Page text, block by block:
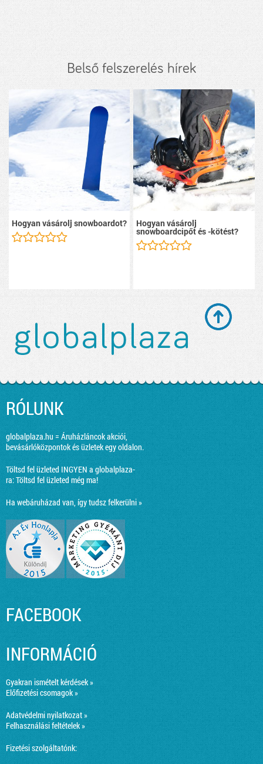
Belső felszerelés hírek
Hogyan vásárolj snowboardot? Hogyan vásárolj
snowboardcipőt és -kötést?
RÓLUNK
globalplaza.hu = Áruházláncok akciói,
bevásárlóközpontok és üzletek egy oldalon.
Töltsd fel üzleted INGYEN a globalplaza-
ra:Töltsd fel üzleted még ma!
Ha webáruházad van, így tudsz felkerülni »
FACEBOOK
INFORMÁCIÓ
Gyakran ismételt kérdések »
Előfizetési csomagok »
Adatvédelmi nyilatkozat »
Felhasználási feltételek »
Fizetési szolgáltatónk: